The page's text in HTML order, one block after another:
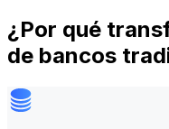
¿Por qué
de bancos